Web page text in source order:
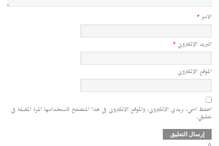
الاسم *
البريد الإلكتروني *
الموقع الإلكتروني
احفظ اسمي، بريدي الإلكتروني، والموقع الإلكتروني في هذا المتصفح لاستخدامها المرة المقبلة في
تعليقي.